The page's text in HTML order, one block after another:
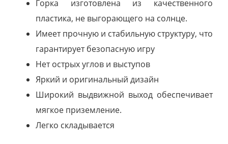
Горка изготовлена из качественного
пластика, не выгорающего на солнце.
Имеет прочную и стабильную структуру, что
гарантирует безопасную игру
Нет острых углов и выступов
Яркий и оригинальный дизайн
Широкий выдвижной выход обеспечивает
мягкое приземление.
Легко складывается